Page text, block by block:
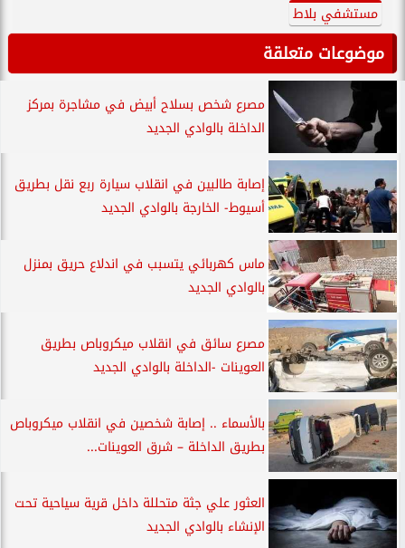
مستشفي بلاط
موضوعات متعلقة
مصرع شخص بسلاح أبيض في مشاجرة بمركز
الداخلة بالوادي الجديد
إصابة طالبين في انقلاب سيارة ربع نقل بطريق
أسيوط- الخارجة بالوادي الجديد
ماس كهربائي يتسبب في اندلاع حريق بمنزل
بالوادي الجديد
مصرع سائق في انقلاب ميكروباص بطريق
العوينات -الداخلة بالوادي الجديد
بالأسماء .. إصابة شخصين في انقلاب ميكروباص
بطريق الداخلة – شرق العوينات...
العثور علي جثة متحللة داخل قرية سياحية تحت
الإنشاء بالوادي الجديد